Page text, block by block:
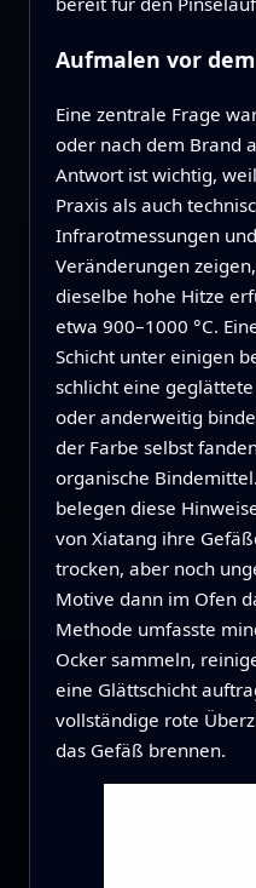
Aufmalen vor
Eine zentrale Frage
oder nach dem Brand
Antwort ist wichtig,
Praxis als auch
Infrarotmessungen
Veränderungen
dieselbe hohe Hitze
etwa 900–1000 °C.
Schicht unter einigen
schlicht eine
oder anderweitig
der Farbe selbst
organische
belegen diese
von Xiatang ihre
trocken, aber noch
Motive dann im Ofen
Methode umfasste
Ocker sammeln,
eine Glättschicht
vollständige rote
das Gefäß brennen.